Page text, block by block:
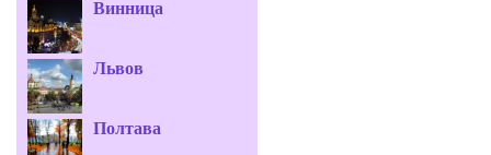
Винница
Львов
Полтава